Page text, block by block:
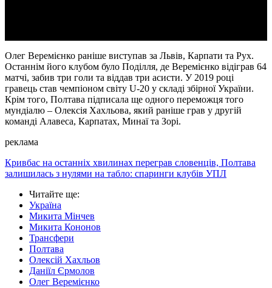
Олег Веремієнко раніше виступав за Львів, Карпати та Рух.
Останнім його клубом було Поділля, де Веремієнко відіграв 64
матчі, забив три голи та віддав три асисти. У 2019 році
гравець став чемпіоном світу U-20 у складі збірної України.
Крім того, Полтава підписала ще одного переможця того
мундіалю – Олексія Хахльова, який раніше грав у другій
команді Алавеса, Карпатах, Минаї та Зорі.
реклама
Кривбас на останніх хвилинах переграв словенців, Полтава
залишилась з нулями на табло: спаринги клубів УПЛ
Читайте ще:
Україна
Микита Мінчев
Микита Кононов
Трансфери
Полтава
Олексій Хахльов
Даніїл Єрмолов
Олег Веремієнко